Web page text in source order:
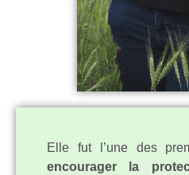
Elle fut l’une des
encourager la